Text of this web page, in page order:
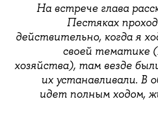
На встрече глава
Пестяках
действительно, когда я
своей тематике
хозяйства), там везде
их устанавливали. В
идет полным ходом,